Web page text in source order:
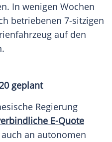
In wenigen Wochen
betriebenen 7-sitzigen
auf den
geplant
Regierung
E-Quote
an autonomen